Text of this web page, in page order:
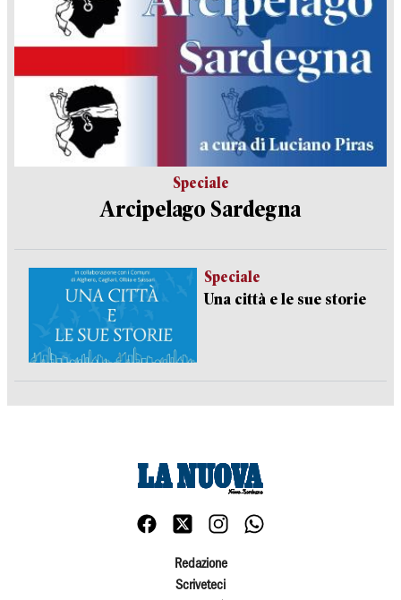
Speciale
Arcipelago Sardegna
Speciale
Una città e le sue storie
Redazione
Scriveteci